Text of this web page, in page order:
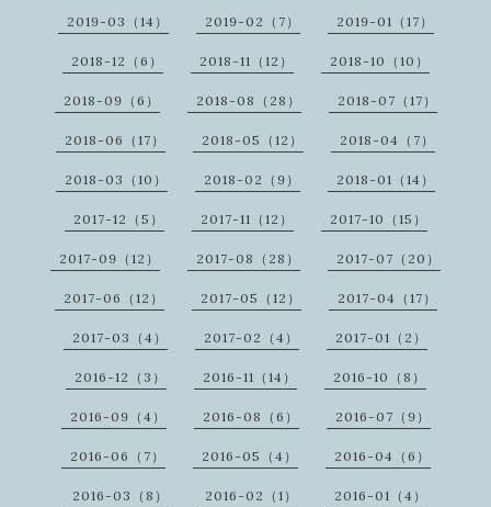
2019-03（14） 2019-02（7） 2019-01（17）
2018-12（6） 2018-11（12） 2018-10（10）
2018-09（6） 2018-08（28） 2018-07（17）
2018-06（17） 2018-05（12） 2018-04（7）
2018-03（10） 2018-02（9） 2018-01（14）
2017-12（5） 2017-11（12） 2017-10（15）
2017-09（12） 2017-08（28） 2017-07（20）
2017-06（12） 2017-05（12） 2017-04（17）
2017-03（4） 2017-02（4） 2017-01（2）
2016-12（3） 2016-11（14） 2016-10（8）
2016-09（4） 2016-08（6） 2016-07（9）
2016-06（7） 2016-05（4） 2016-04（6）
2016-03（8） 2016-02（1） 2016-01（4）